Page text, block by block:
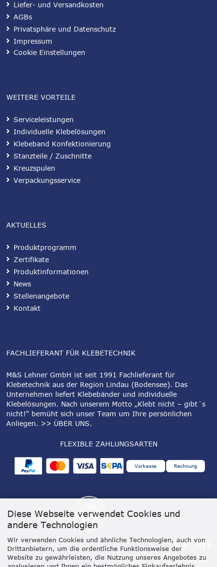
Diese Webseite verwendet Cookies und
andere Technologien
Wir verwenden Cookies und ähnliche Technologien, auch von
Drittanbietern, um die ordentliche Funktionsweise der
Website zu gewährleisten, die Nutzung unseres Angebotes zu
Liefer- und Versandkosten
AGBs
Privatsphäre und Datenschutz
Impressum
Cookie Einstellungen
WEITERE VORTEILE
Serviceleistungen
Individuelle Klebelösungen
Klebeband Konfektionierung
Stanzteile / Zuschnitte
Kreuzspulen
Verpackungsservice
FACHLIEFERANT FÜR KLEBETECHNIK
M&S Lehner GmbH ist seit 1991 Fachlieferant für
Klebetechnik aus der Region Lindau (Bodensee). Das
Unternehmen liefert Klebebänder und individuelle
Klebelösungen. Nach unserem Motto „Klebt nicht – gibt´s
nicht!“ bemüht sich unser Team um Ihre persönlichen
Anliegen. >> ÜBER UNS.
FLEXIBLE ZAHLUNGSARTEN
Vorkasse Rechnung
AKTUELLES
Produktprogramm
Zertifikate
Produktinformationen
News
Stellenangebote
Kontakt